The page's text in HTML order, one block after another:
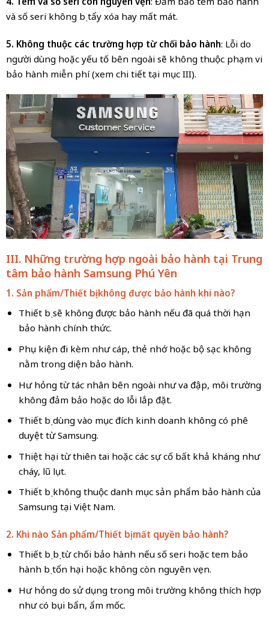
và số seri không bị tẩy xóa hay mất mát.
5. Không thuộc các trường hợp từ chối bảo hành: Lỗi do
người dùng hoặc yếu tố bên ngoài sẽ không thuộc phạm vi
bảo hành miễn phí (xem chi tiết tại mục III).
III. Những trường hợp ngoài bảo hành tại Trung
tâm bảo hành Samsung Phú Yên
1. Sản phẩm/Thiết bị không được bảo hành khi nào?
Thiết bị sẽ không được bảo hành nếu đã quá thời hạn
bảo hành chính thức.
Phụ kiện đi kèm như cáp, thẻ nhớ hoặc bộ sạc không
nằm trong diện bảo hành.
Hư hỏng từ tác nhân bên ngoài như va đập, môi trường
không đảm bảo hoặc do lỗi lắp đặt.
Thiết bị dùng vào mục đích kinh doanh không có phê
duyệt từ Samsung.
Thiệt hại từ thiên tai hoặc các sự cố bất khả kháng như
cháy, lũ lụt.
Thiết bị không thuộc danh mục sản phẩm bảo hành của
Samsung tại Việt Nam.
2. Khi nào Sản phẩm/Thiết bị mất quyền bảo hành?
Thiết bị bị từ chối bảo hành nếu số seri hoặc tem bảo
hành bị tổn hại hoặc không còn nguyên vẹn.
Hư hỏng do sử dụng trong môi trường không thích hợp
như có bụi bẩn, ẩm mốc.